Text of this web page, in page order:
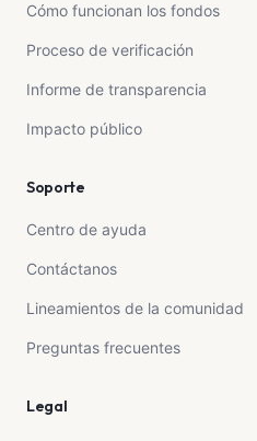
Cómo funcionan los fondos
Proceso de verificación
Informe de transparencia
Impacto público
Soporte
Centro de ayuda
Contáctanos
Lineamientos de la comunidad
Preguntas frecuentes
Legal